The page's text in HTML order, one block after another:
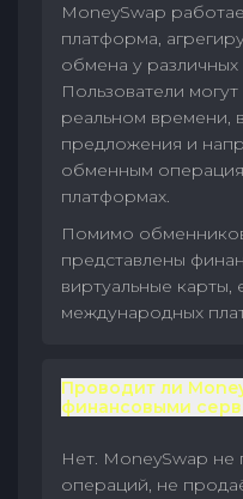
MoneySwap
платформа,
обмена у
Пользователи
реальном времени,
предложения и
обменным
платформах.
Помимо
представлены
виртуальные карты,
международных
Проводит ли
финансовыми
Нет. MoneySwap
операций, не